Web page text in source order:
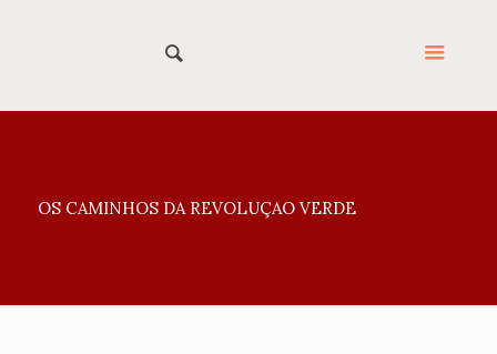
OS CAMINHOS DA REVOLUÇAO VERDE